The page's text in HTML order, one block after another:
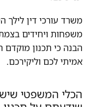
משרד עורכי דין לילך
משפחות ויחידים
הבנה כי תכנון
אמיתי לכם וליקירכם.
הכלי המשפטי